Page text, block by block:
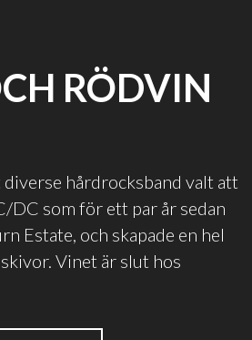
RÖDVIN
hårdrocksband valt att
DC som för ett par år sedan
Estate, och skapade en hel
Vinet är slut hos